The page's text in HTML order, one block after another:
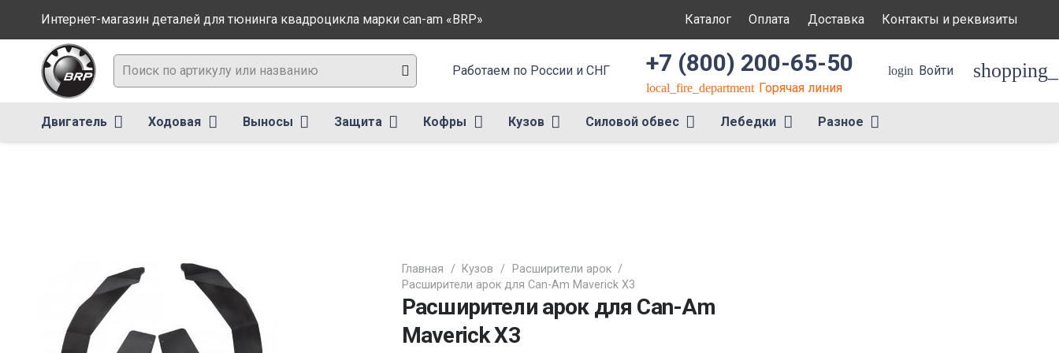
Интернет-магазин деталей для тюнинга квадроцикла марки can-am «BRP» Каталог Оплата Доставка Контакты и реквизиты
Работаем по России и СНГ +7 (800) 200-65-50
local_fire_department Горячая линия
login Войти
Двигатель Ходовая Выносы Защита Кофры Кузов Силовой обвес Лебедки Разное
Главная / Кузов / Расширители арок /
Расширители арок для Can-Am Maverick X3
Расширители арок для Can-Am
Maverick X3